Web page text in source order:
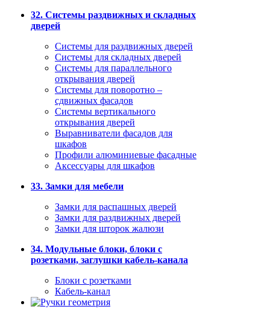
32. Системы раздвижных и складных
дверей
Системы для раздвижных дверей
Системы для складных дверей
Системы для параллельного
открывания дверей
Системы для поворотно –
сдвижных фасадов
Системы вертикального
открывания дверей
Выравниватели фасадов для
шкафов
Профили алюминиевые фасадные
Аксессуары для шкафов
33. Замки для мебели
Замки для распашных дверей
Замки для раздвижных дверей
Замки для шторок жалюзи
34. Модульные блоки, блоки с
розетками, заглушки кабель-канала
Блоки с розетками
Кабель-канал